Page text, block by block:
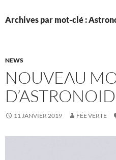
Archives par mot-clé :
NEWS
NOUVEAU
11 JANVIER 2019 FÉE VERTE